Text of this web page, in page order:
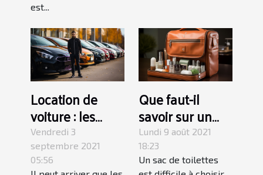
est...
Location de
voiture : les
conditions à
remplir
Vendredi 3
septembre 2021
05:56
Que faut-il
savoir sur un
sac de toilettes
?
Lundi 9 août 2021
18:23
Un sac de toilettes